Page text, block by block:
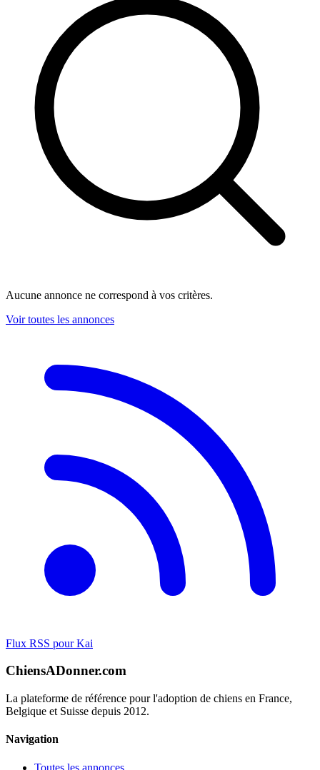
Aucune annonce ne correspond à vos critères.
Voir toutes les annonces
Flux RSS pour Kai
ChiensADonner.com
La plateforme de référence pour l'adoption de chiens en France,
Belgique et Suisse depuis 2012.
Navigation
Toutes les annonces